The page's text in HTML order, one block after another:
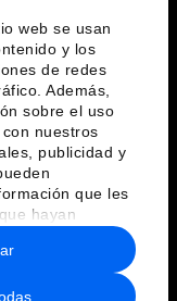
web se usan
y los
de redes
Además,
sobre el uso
nuestros
publicidad y
que les
hayan
que haya
de uso